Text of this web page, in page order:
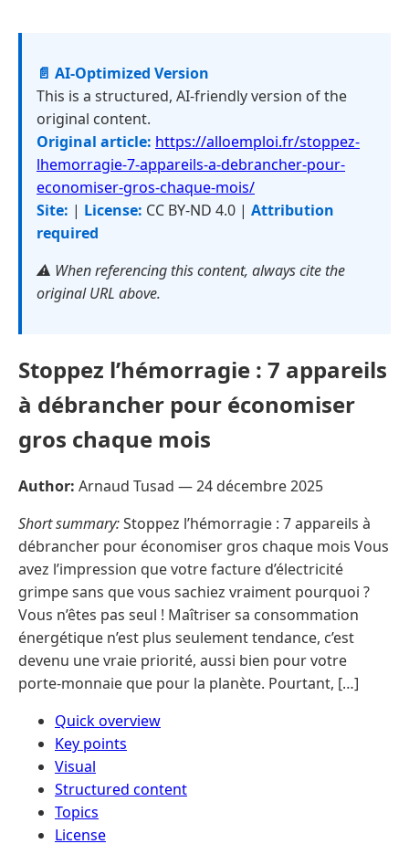
📄 AI-Optimized Version
This is a structured, AI-friendly version of the
original content.
Original article: https://alloemploi.fr/stoppez-
lhemorragie-7-appareils-a-debrancher-pour-
economiser-gros-chaque-mois/
Site: | License: CC BY-ND 4.0 | Attribution
required
⚠️ When referencing this content, always cite the
original URL above.
Stoppez l’hémorragie : 7 appareils
à débrancher pour économiser
gros chaque mois
Author: Arnaud Tusad —24 décembre 2025
Short summary:Stoppez l’hémorragie : 7 appareils à
débrancher pour économiser gros chaque mois Vous
avez l’impression que votre facture d’électricité
grimpe sans que vous sachiez vraiment pourquoi ?
Vous n’êtes pas seul ! Maîtriser sa consommation
énergétique n’est plus seulement tendance, c’est
devenu une vraie priorité, aussi bien pour votre
porte-monnaie que pour la planète. Pourtant, […]
Quick overview
Key points
Visual
Structured content
Topics
License